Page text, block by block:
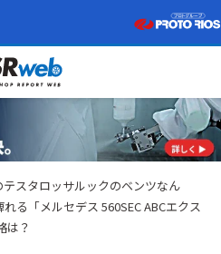
テスタロッサルックのベンツなん
る「メルセデス 560SEC ABCエクス
は？